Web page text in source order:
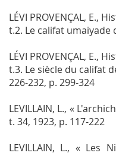
LÉVI PROVENÇAL, E.,
t.2. Le califat umaiyade
LÉVI PROVENÇAL, E.,
t.3. Le siècle du califat
226-232, p. 299-324
LEVILLAIN, L., «
t. 34, 1923, p. 117-222
LEVILLAIN, L., « Les